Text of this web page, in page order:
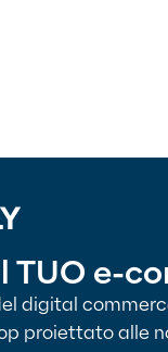
TUO e-
digital
proiettato alle